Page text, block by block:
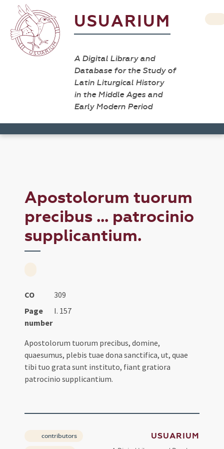
USUARIUM
A Digital Library and
Database for the Study of
Latin Liturgical History
in the Middle Ages and
Early Modern Period
Apostolorum tuorum
precibus ... patrocinio
supplicantium.
CO
309
Page
number
I. 157
Apostolorum tuorum precibus, domine,
quaesumus, plebis tuae dona sanctifica, ut, quae
tibi tuo grata sunt instituto, fiant gratiora
patrocinio supplicantium.
contributors USUARIUM